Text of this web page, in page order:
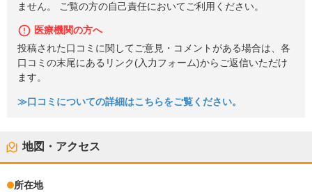
ません。 ご覧の方の自己責任においてご利用ください。
医療機関の方へ
投稿された口コミに関してご意見・コメントがある場合は、各
口コミの末尾にあるリンク(入力フォーム)からご返信いただけ
ます。
≫口コミについての詳細はこちらをご覧ください。
地図・アクセス
所在地